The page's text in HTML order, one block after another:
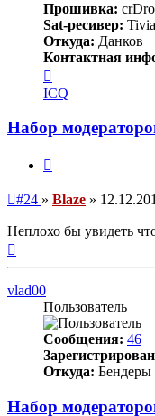
Прошивка:
Sat-ресивер:
Откуда: Данков
Контактная
информация
пользователя
ICQ
Набор
Непрочитанное
#24 » Blaze »
Неплохо бы увидеть
vlad00
Пользователь
Сообщения: 46
Откуда: Бендеры
Набор